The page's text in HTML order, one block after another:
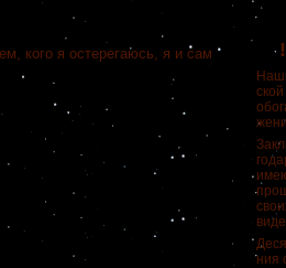
кого я остерегаюсь, я и сам
ния